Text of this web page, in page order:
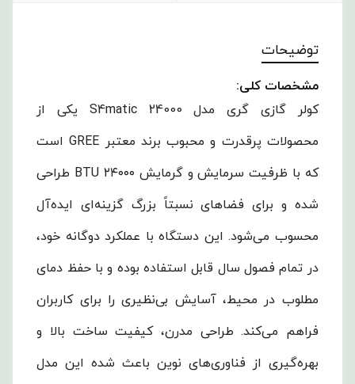
توضیحات
مشخصات کلی:
کولر گازی گری مدل S4matic 24000 یکی از
محصولات پرقدرت و محبوب برند معتبر GREE است
که با ظرفیت سرمایش و گرمایش ۲۴۰۰۰ BTU طراحی
شده و برای فضاهای نسبتاً بزرگ گزینه‌ای ایده‌آل
محسوب می‌شود. این دستگاه با عملکرد دوگانه خود،
در تمام فصول سال قابل استفاده بوده و با حفظ دمای
مطلوب در محیط، آسایش بی‌نظیری را برای کاربران
فراهم می‌کند. طراحی مدرن، کیفیت ساخت بالا و
بهره‌گیری از فناوری‌های نوین باعث شده این مدل